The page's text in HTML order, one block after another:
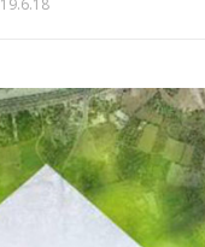
19.6.18